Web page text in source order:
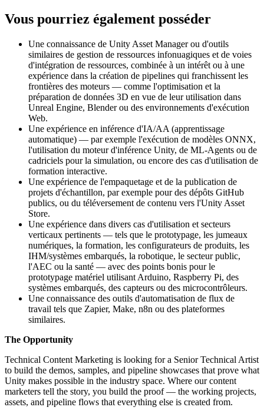
Vous pourriez également posséder
Une connaissance de Unity Asset Manager ou d'outils
similaires de gestion de ressources infonuagiques et de voies
d'intégration de ressources, combinée à un intérêt ou à une
expérience dans la création de pipelines qui franchissent les
frontières des moteurs — comme l'optimisation et la
préparation de données 3D en vue de leur utilisation dans
Unreal Engine, Blender ou des environnements d'exécution
Web.
Une expérience en inférence d'IA/AA (apprentissage
automatique) — par exemple l'exécution de modèles ONNX,
l'utilisation du moteur d'inférence Unity, de ML-Agents ou de
cadriciels pour la simulation, ou encore des cas d'utilisation de
formation interactive.
Une expérience de l'empaquetage et de la publication de
projets d'échantillon, par exemple pour des dépôts GitHub
publics, ou du téléversement de contenu vers l'Unity Asset
Store.
Une expérience dans divers cas d'utilisation et secteurs
verticaux pertinents — tels que le prototypage, les jumeaux
numériques, la formation, les configurateurs de produits, les
IHM/systèmes embarqués, la robotique, le secteur public,
l'AEC ou la santé — avec des points bonis pour le
prototypage matériel utilisant Arduino, Raspberry Pi, des
systèmes embarqués, des capteurs ou des microcontrôleurs.
Une connaissance des outils d'automatisation de flux de
travail tels que Zapier, Make, n8n ou des plateformes
similaires.
The Opportunity
Technical Content Marketing is looking for a Senior Technical Artist
to build the demos, samples, and pipeline showcases that prove what
Unity makes possible in the industry space. Where our content
marketers tell the story, you build the proof — the working projects,
assets, and pipeline flows that everything else is created from.